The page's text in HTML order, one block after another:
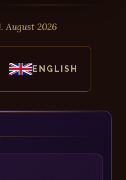
August 2026
ENGLISH